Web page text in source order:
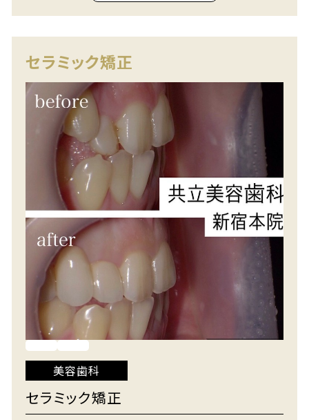
セラミック矯正
美容歯科
セラミック矯正